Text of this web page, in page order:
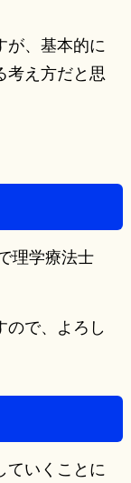
が、基本的に
考え方だと思
理学療法士
ので、よろし
ていくことに